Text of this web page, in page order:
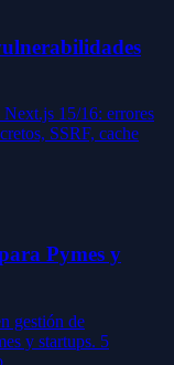
Next.js 15/16: errores
SSRF, cache
Pymes y
gestión de
y startups. 5